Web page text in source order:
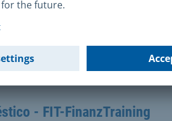
ni sustancias clasificadas
- FIT-FinanzTraining